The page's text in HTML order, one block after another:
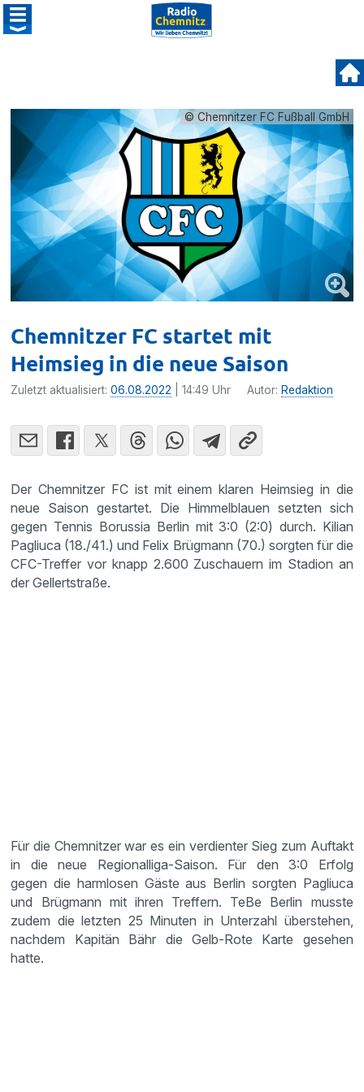
© Chemnitzer FC Fußball GmbH
Chemnitzer FC startet mit
Heimsieg in die neue Saison
Zuletzt aktualisiert:06.08.2022 | 14:49 Uhr Autor: Redaktion
Der Chemnitzer FC ist mit einem klaren Heimsieg in die
neue Saison gestartet. Die Himmelblauen setzten sich
gegen Tennis Borussia Berlin mit 3:0 (2:0) durch. Kilian
Pagliuca (18./41.) und Felix Brügmann (70.) sorgten für die
CFC-Treffer vor knapp 2.600 Zuschauern im Stadion an
der Gellertstraße.
Für die Chemnitzer war es ein verdienter Sieg zum Auftakt
in die neue Regionalliga-Saison. Für den 3:0 Erfolg
gegen die harmlosen Gäste aus Berlin sorgten Pagliuca
und Brügmann mit ihren Treffern. TeBe Berlin musste
zudem die letzten 25 Minuten in Unterzahl überstehen,
nachdem Kapitän Bähr die Gelb-Rote Karte gesehen
hatte.